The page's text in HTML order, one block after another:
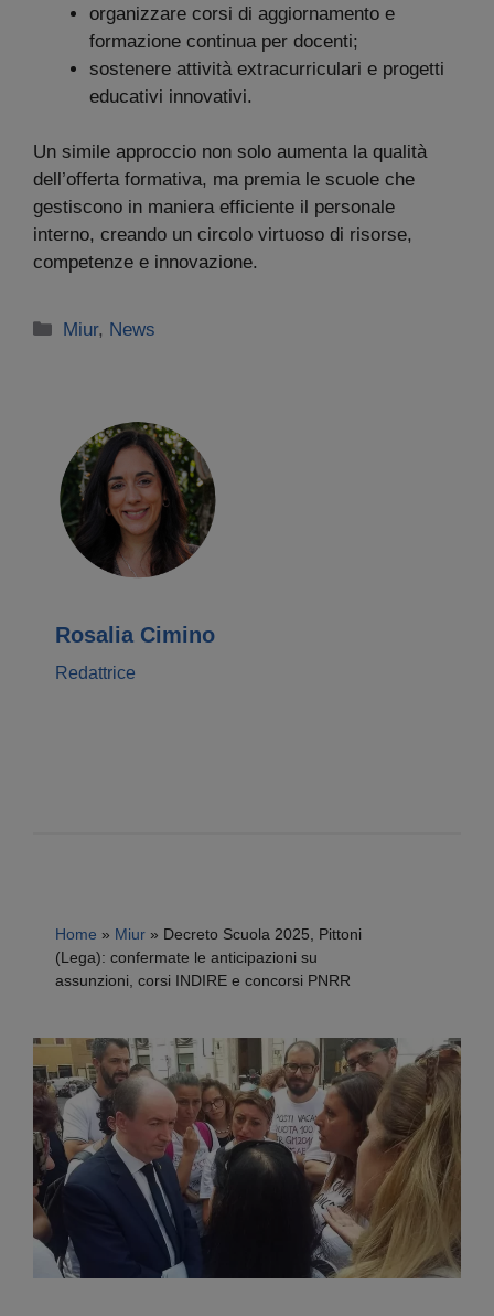
organizzare corsi di aggiornamento e
formazione continua per docenti;
sostenere attività extracurriculari e progetti
educativi innovativi.
Un simile approccio non solo aumenta la qualità
dell’offerta formativa, ma premia le scuole che
gestiscono in maniera efficiente il personale
interno, creando un circolo virtuoso di risorse,
competenze e innovazione.
Categorie
Miur, News
Rosalia Cimino
Redattrice
Home » Miur » Decreto Scuola 2025, Pittoni
(Lega): confermate le anticipazioni su
assunzioni, corsi INDIRE e concorsi PNRR